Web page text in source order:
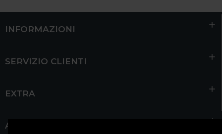
INFORMAZIONI
SERVIZIO CLIENTI
EXTRA
ACCOUNT